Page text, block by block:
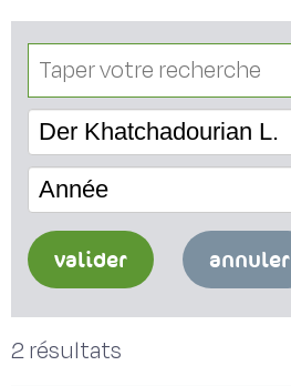
Der Khatchadourian L.
Année
valider annuler
2 résultats